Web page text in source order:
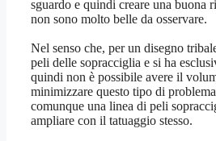
sguardo e quindi creare una buona
non sono molto belle da osservare.
Nel senso che, per un disegno
peli delle sopracciglia e si ha
quindi non è possibile avere il
minimizzare questo tipo di
comunque una linea di peli
ampliare con il tatuaggio stesso.